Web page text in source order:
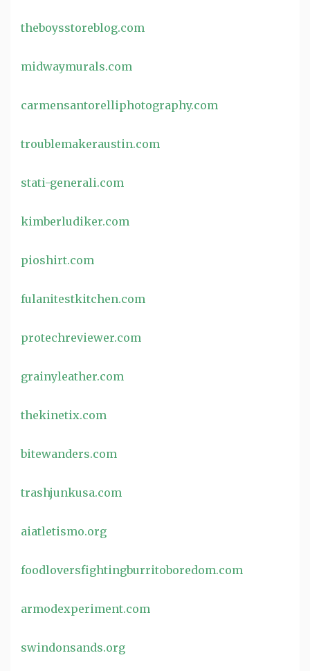
theboysstoreblog.com
midwaymurals.com
carmensantorelliphotography.com
troublemakeraustin.com
stati-generali.com
kimberludiker.com
pioshirt.com
fulanitestkitchen.com
protechreviewer.com
grainyleather.com
thekinetix.com
bitewanders.com
trashjunkusa.com
aiatletismo.org
foodloversfightingburritoboredom.com
armodexperiment.com
swindonsands.org